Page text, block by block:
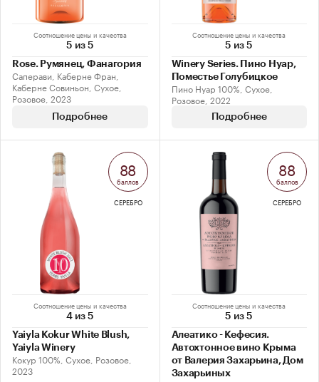
Соотношение цены и качества
5 из 5
Rose. Румянец, Фанагория
Саперави, Каберне Фран,
Каберне Совиньон, Сухое,
Розовое, 2023
Подробнее
Соотношение цены и качества
5 из 5
Winery Series. Пино Нуар,
Поместье Голубицкое
Пино Нуар 100%, Сухое,
Розовое, 2022
Подробнее
Соотношение цены и качества
4 из 5
Yaiyla Kokur White Blush,
Yaiyla Winery
Кокур 100%, Сухое, Розовое,
2023
88
баллов
СЕРЕБРО
Соотношение цены и качества
5 из 5
Алеатико - Кефесия.
Автохтонное вино Крыма
от Валерия Захарьина, Дом
Захарьиных
88
баллов
СЕРЕБРО